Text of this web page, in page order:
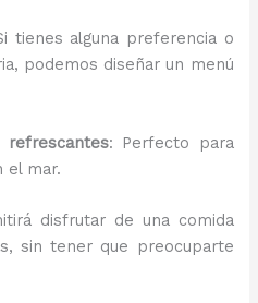
tienes alguna preferencia o
podemos diseñar un menú
refrescantes: Perfecto para
el mar.
disfrutar de una comida
sin tener que preocuparte